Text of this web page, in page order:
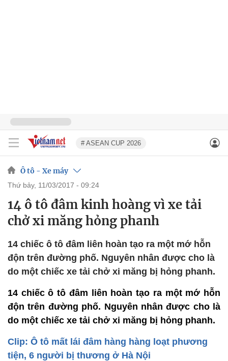
# ASEAN CUP 2026
Ô tô - Xe máy
thứ bảy, 11/03/2017 - 09:24
14 ô tô đâm kinh hoàng vì xe tải
chở xi măng hỏng phanh
14 chiếc ô tô đâm liên hoàn tạo ra một mớ hỗn
độn trên đường phố. Nguyên nhân được cho là
do một chiếc xe tải chở xi măng bị hỏng phanh.
14 chiếc ô tô đâm liên hoàn tạo ra một mớ hỗn
độn trên đường phố. Nguyên nhân được cho là
do một chiếc xe tải chở xi măng bị hỏng phanh.
Clip: Ô tô mất lái đâm hàng hàng loạt phương
tiện, 6 người bị thương ở Hà Nội